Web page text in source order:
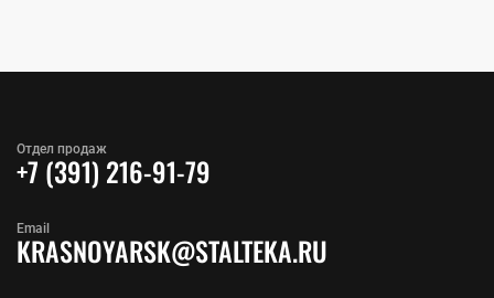
Отдел продаж
+7 (391) 216-91-79
Email
KRASNOYARSK@STALTEKA.RU